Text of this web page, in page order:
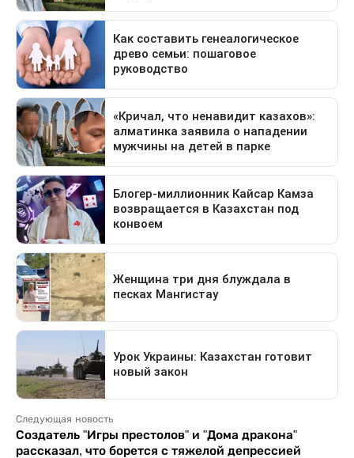
Следующая новость
Создатель "Игры престолов" и "Дома дракона"
рассказал, что борется с тяжелой депрессией